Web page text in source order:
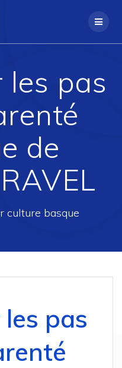
les pas
de
culture basque
les pas